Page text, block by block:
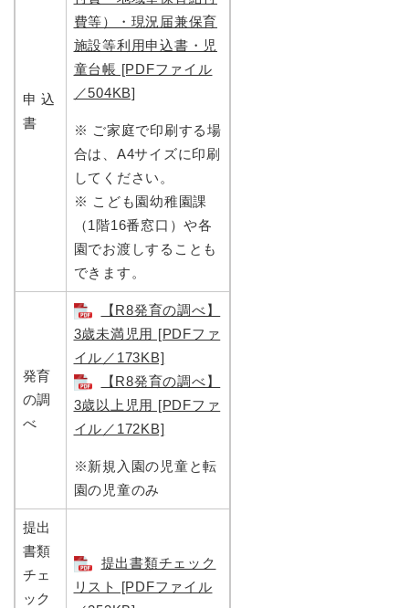
申 込
書
費等）・現況届兼保育
施設等利用申込書・児
童台帳 [PDFファイル
／504KB]
※ ご家庭で印刷する場
合は、A4サイズに印刷
してください。
※ こども園幼稚園課
（1階16番窓口）や各
園でお渡しすることも
できます。
発育
の調
べ
【R8発育の調べ】
3歳未満児用 [PDFファ
イル／173KB]
【R8発育の調べ】
3歳以上児用 [PDFファ
イル／172KB]
※新規入園の児童と転
園の児童のみ
提出
書類
チェ
ック
提出書類チェック
リスト [PDFファイル